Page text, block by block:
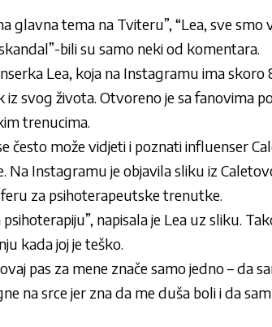
glavna tema na Tviteru”, “Lea, sve smo
bili su samo neki od komentara.
Lea, koja na Instagramu ima
svog života. Otvoreno je sa fanovima
trenucima.
često može vidjeti i poznati influenser
Na Instagramu je objavila sliku iz
za psihoterapeutske trenutke.
napisala je Lea uz sliku.
kada joj je teško.
pas za mene znače samo jedno – da
na srce jer zna da me duša boli i da